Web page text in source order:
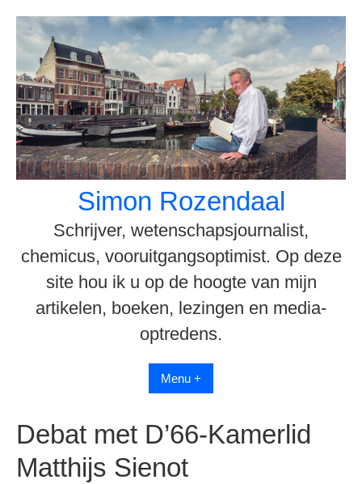
inhoud
Simon Rozendaal
Schrijver, wetenschapsjournalist,
chemicus, vooruitgangsoptimist. Op deze
site hou ik u op de hoogte van mijn
artikelen, boeken, lezingen en media-
optredens.
Menu +
Debat met D’66-Kamerlid
Matthijs Sienot